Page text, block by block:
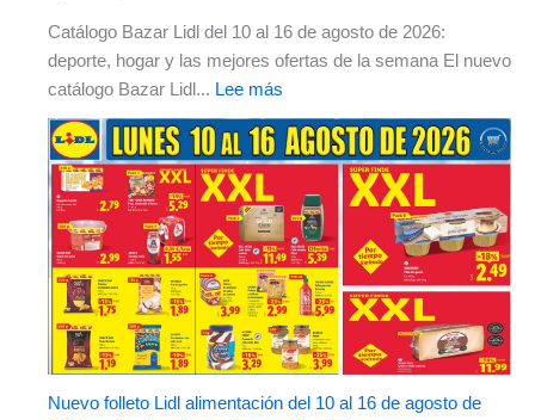
Catálogo Bazar Lidl del 10 al 16 de agosto de 2026:
deporte, hogar y las mejores ofertas de la semana El nuevo
catálogo Bazar Lidl... Lee más
Nuevo folleto Lidl alimentación del 10 al 16 de agosto de